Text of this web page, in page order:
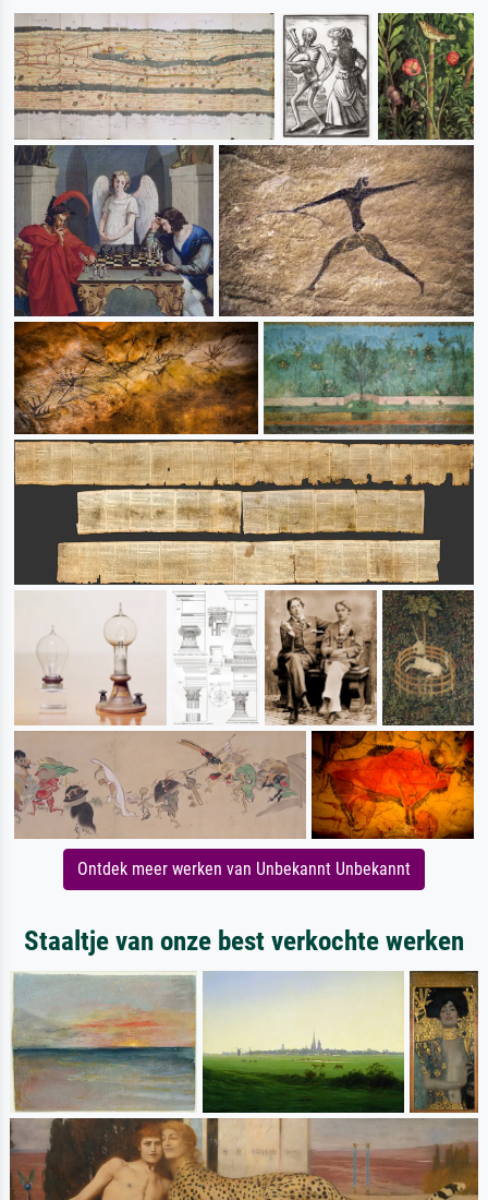
Ontdek meer werken van Unbekannt Unbekannt
Staaltje van onze best verkochte werken